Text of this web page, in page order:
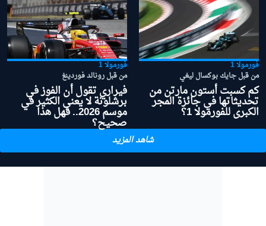
فورمولا 1
من قبل جايك بوكسال ليغي
كم كسبت أستون مارتن من
تحديثاتها في جائزة المجر
الكبرى للفورمولا 1؟
فورمولا 1
من قبل رونالد فوردينغ
فيراري تقول أن الفوز في
برشلونة لا يعني الكثير في
موسم 2026.. فهل هذا
صحيح؟
شاهد المزيد